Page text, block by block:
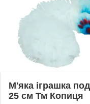
М'яка іграшка
25 см Тм Копиця